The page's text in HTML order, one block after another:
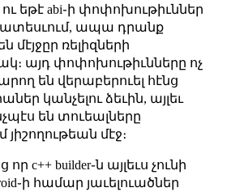
եթէ abi֊ի փոփոխութիւններ
ապա դրանք
մէյջըր ռելիզների
այդ փոփոխութիւնները ոչ
են վերաբերուել հէնց
կանչելու ձեւին, այլեւ
են տուեալները
յիշողութեան մէջ։
որ c++ builder֊ն այլեւս չունի
համար յաւելուածներ